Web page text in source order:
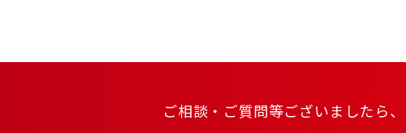
ご相談・ご質問等ございましたら、